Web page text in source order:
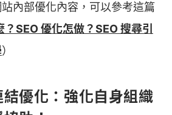
站內部優化內容，可以參考這篇
？SEO 優化怎做？SEO 搜尋引
）
結優化：強化自身組織